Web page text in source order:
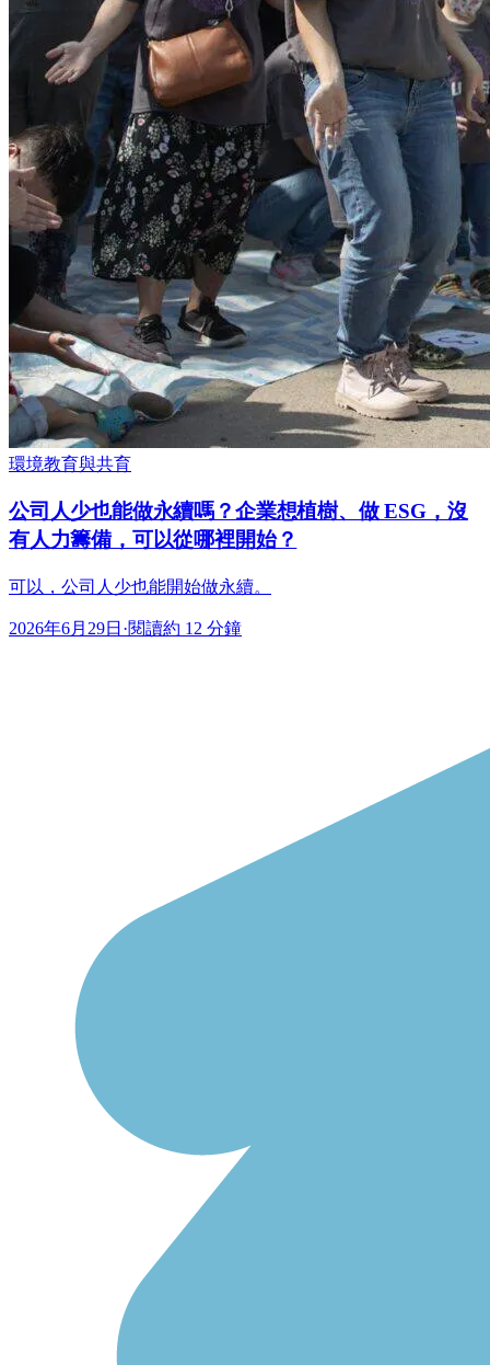
環境教育與共育
公司人少也能做永續嗎？企業想植樹、做 ESG，沒
有人力籌備，可以從哪裡開始？
可以，公司人少也能開始做永續。
2026年6月29日 ·閱讀約 12 分鐘